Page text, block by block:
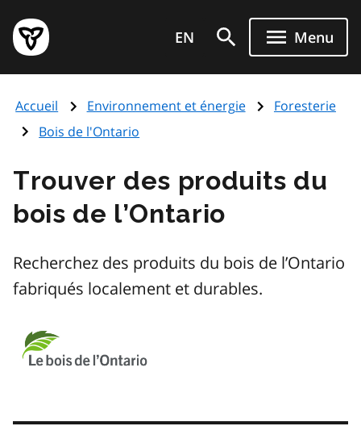
au
contenu
principal
Page
d'accueil
de
l'Ontario
EN Menu
Accueil Environnement et énergie
Foresterie
Bois de l'Ontario
Trouver des produits du
bois de l’Ontario
Recherchez des produits du bois de l’Ontario
fabriqués localement et durables.